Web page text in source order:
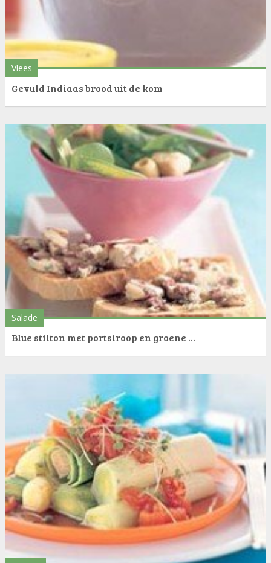
Vlees
Gevuld Indiaas brood uit de kom
Salade
Blue stilton met portsiroop en groene ...